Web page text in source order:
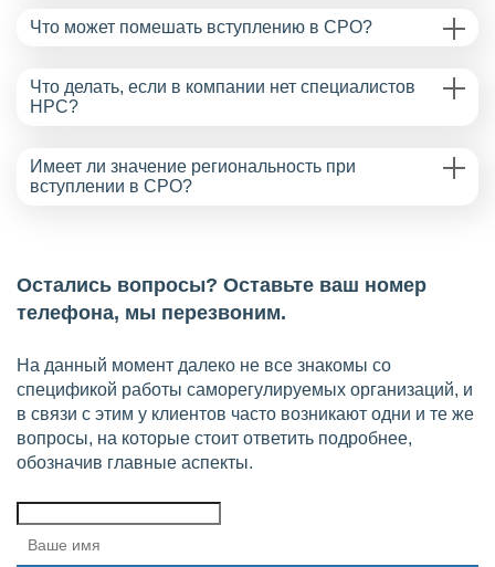
Что может помешать вступлению в СРО?
Что делать, если в компании нет специалистов
НРС?
Имеет ли значение региональность при
вступлении в СРО?
Остались вопросы? Оставьте ваш номер
телефона, мы перезвоним.
На данный момент далеко не все знакомы со
спецификой работы саморегулируемых организаций, и
в связи с этим у клиентов часто возникают одни и те же
вопросы, на которые стоит ответить подробнее,
обозначив главные аспекты.